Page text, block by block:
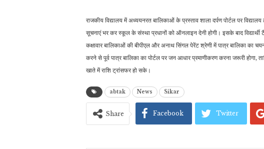
राजकीय विद्यालय में अध्ययनरत बालिकाओं के प्रस्ताव शाला दर्पण पोर्टल पर विद्यालय
सूचनाएं भर कर स्कूल के संस्था प्रधानों को ऑनलाइन देनी होगी। इसके बाद विद्यार्थी
कक्षावार बालिकाओं की बीपीएल और अनाथ सिंगल पेरेंट श्रेणी में पात्र बालिका का
करने से पूर्व पात्र बालिका का पोर्टल पर जन आधार प्रमाणीकरण करना जरूरी होगा,
खाते में राशि ट्रांसफर हो सके।
abtak News Sikar
Share Facebook Twitter